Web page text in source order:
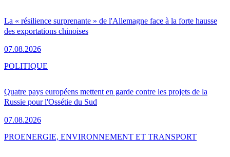
La « résilience surprenante » de l'Allemagne face à la forte hausse
des exportations chinoises
07.08.2026
Quatre pays européens mettent en garde contre les projets de la
Russie pour l'Ossétie du Sud
07.08.2026
POLITIQUE
PROENERGIE, ENVIRONNEMENT ET TRANSPORT